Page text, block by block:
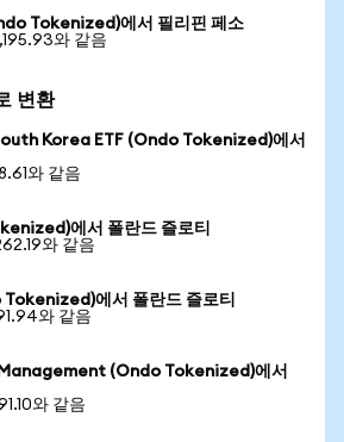
Tokenized)에서 필리핀 페소
와 같음
변환
Korea ETF (Ondo Tokenized)에서
와 같음
에서 폴란드 즐로티
와 같음
에서 폴란드 즐로티
와 같음
(Ondo Tokenized)에서
와 같음